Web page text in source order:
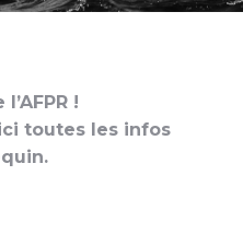
!
toutes les infos